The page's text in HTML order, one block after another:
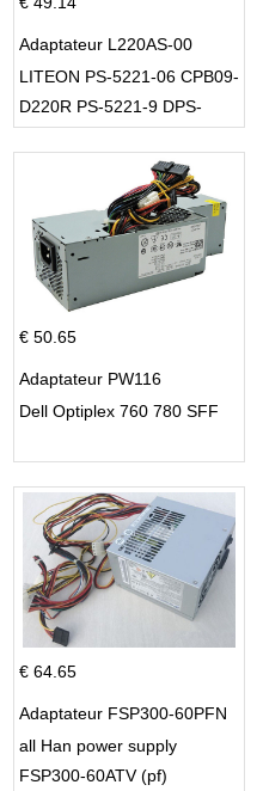
Adaptateur L220AS-00
LITEON PS-5221-06 CPB09-
D220R PS-5221-9 DPS-
€ 50.65
Adaptateur PW116
Dell Optiplex 760 780 SFF
€ 64.65
Adaptateur FSP300-60PFN
all Han power supply
FSP300-60ATV (pf)